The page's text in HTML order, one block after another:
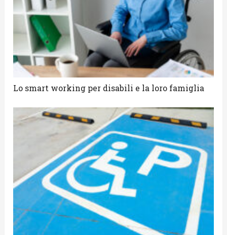
Lo smart working per disabili e la loro famiglia